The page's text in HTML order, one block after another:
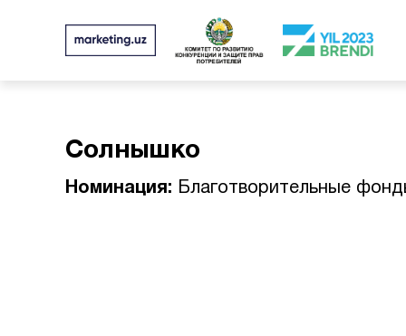
Солнышко
Номинация: Благотворительные